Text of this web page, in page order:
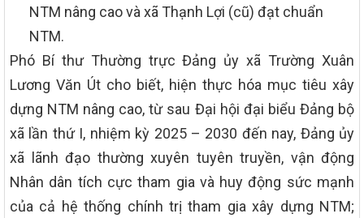
NTM nâng cao và xã Thạnh Lợi (cũ) đạt chuẩn
NTM.
Phó Bí thư Thường trực Đảng ủy xã Trường Xuân
Lương Văn Út cho biết, hiện thực hóa mục tiêu xây
dựng NTM nâng cao, từ sau Đại hội đại biểu Đảng bộ
xã lần thứ I, nhiệm kỳ 2025 – 2030 đến nay, Đảng ủy
xã lãnh đạo thường xuyên tuyên truyền, vận động
Nhân dân tích cực tham gia và huy động sức mạnh
của cả hệ thống chính trị tham gia xây dựng NTM;